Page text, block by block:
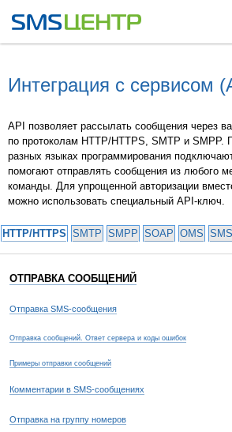
Интеграция с сервисом
API позволяет рассылать сообщения через
по протоколам HTTP/HTTPS, SMTP и SMPP.
разных языках программирования
помогают отправлять сообщения из любого
команды. Для упрощенной авторизации
можно использовать специальный API-ключ.
HTTP/HTTPS SMTP SMPP SOAP OMS
ОТПРАВКА СООБЩЕНИЙ
Отправка SMS-сообщения
Отправка сообщений. Ответ сервера и коды ошибок
Примеры отправки сообщений
Комментарии в SMS-сообщениях
Отправка на группу номеров